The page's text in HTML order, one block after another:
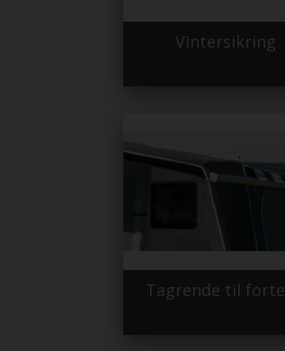
Vintersikring
Tagrende til